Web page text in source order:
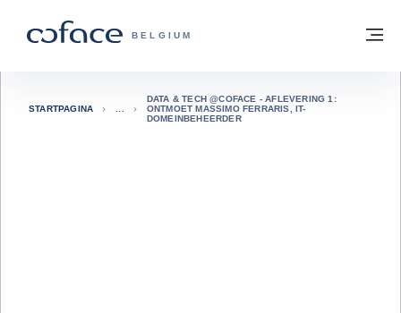
COFACE, FOR TRADE - GROEP
BELGIUM
Terug naar startpagina
STARTPAGINA
DATA & TECH @COFACE - AFLEVERING 1:
ONTMOET MASSIMO FERRARIS, IT-
DOMEINBEHEERDER